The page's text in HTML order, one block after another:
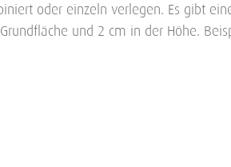
oder einzeln verlegen. Es gibt
und 2 cm in der Höhe.